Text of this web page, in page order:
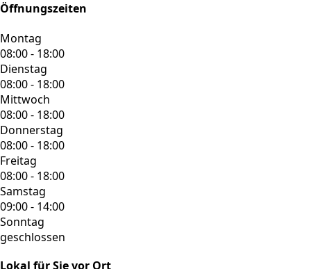
Öffnungszeiten
Montag
08:00 - 18:00
Dienstag
08:00 - 18:00
Mittwoch
08:00 - 18:00
Donnerstag
08:00 - 18:00
Freitag
08:00 - 18:00
Samstag
09:00 - 14:00
Sonntag
geschlossen
Lokal für Sie vor Ort